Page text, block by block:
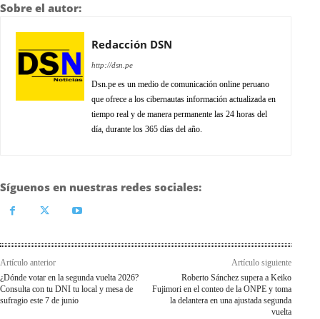
Sobre el autor:
Redacción DSN
http://dsn.pe
Dsn.pe es un medio de comunicación online peruano
que ofrece a los cibernautas información actualizada en
tiempo real y de manera permanente las 24 horas del
día, durante los 365 días del año.
Síguenos en nuestras redes sociales:
Artículo anterior
¿Dónde votar en la segunda vuelta 2026?
Consulta con tu DNI tu local y mesa de
sufragio este 7 de junio
Artículo siguiente
Roberto Sánchez supera a Keiko
Fujimori en el conteo de la ONPE y toma
la delantera en una ajustada segunda
vuelta